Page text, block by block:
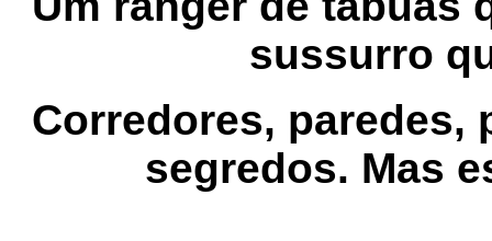
sussurro
Corredores, paredes,
segredos. Mas